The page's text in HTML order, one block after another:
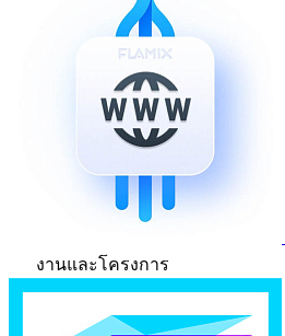
งานและโครงการ